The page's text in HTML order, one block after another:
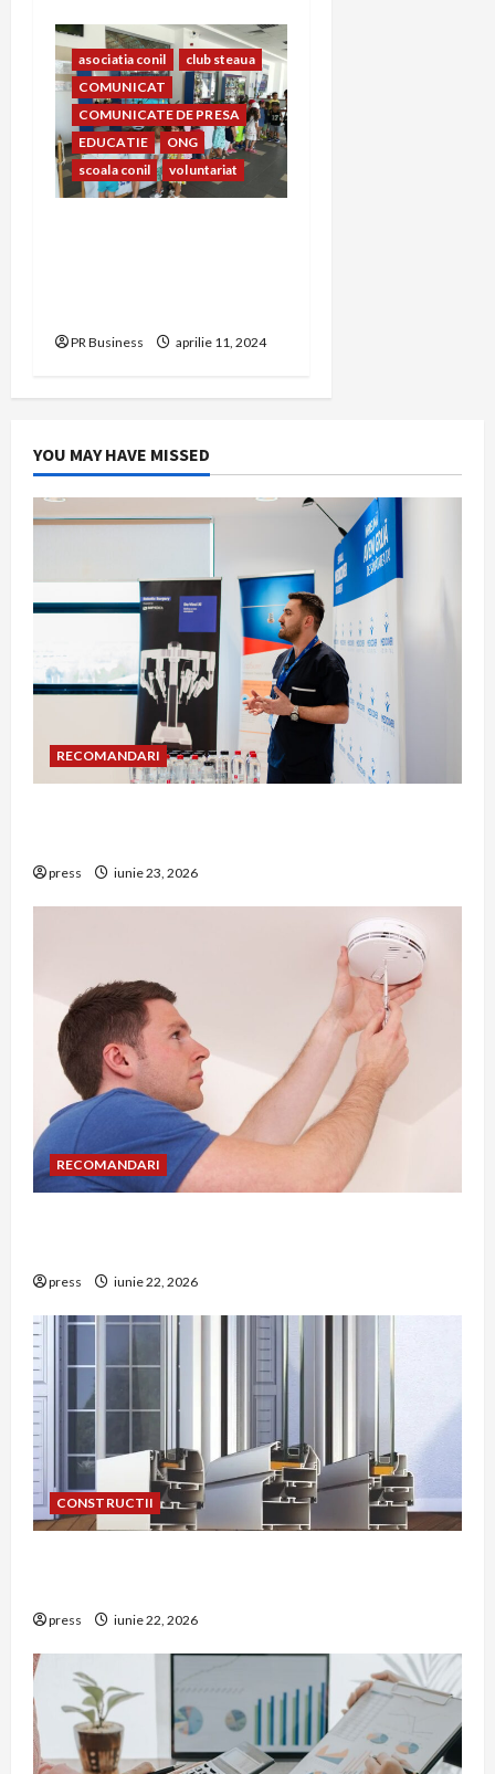
asociatia conil
club steaua
COMUNICAT
COMUNICATE DE PRESA
EDUCATIE
ONG
scoala conil
voluntariat
PR Business aprilie 11, 2024
YOU MAY HAVE MISSED
RECOMANDARI
press iunie 23, 2026
RECOMANDARI
press iunie 22, 2026
CONSTRUCTII
press iunie 22, 2026